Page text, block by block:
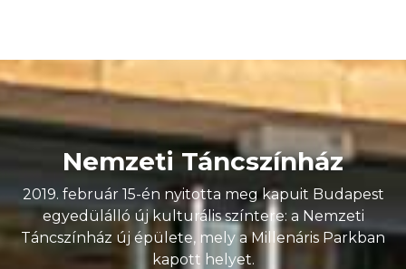
Nemzeti Táncszínház
2019. február 15-én nyitotta meg kapuit Budapest
egyedülálló új kulturális színtere: a Nemzeti
Táncszínház új épülete, mely a Millenáris Parkban
kapott helyet.